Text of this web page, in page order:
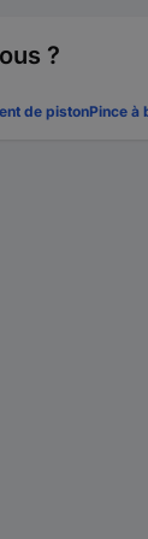
?
de pistonPince à